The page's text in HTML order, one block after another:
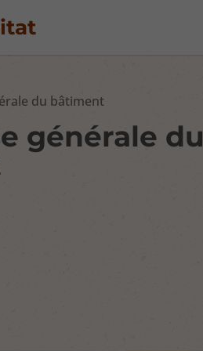
du bâtiment
générale du